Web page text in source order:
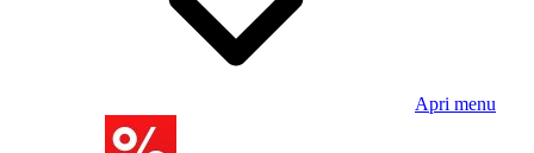
Apri menu